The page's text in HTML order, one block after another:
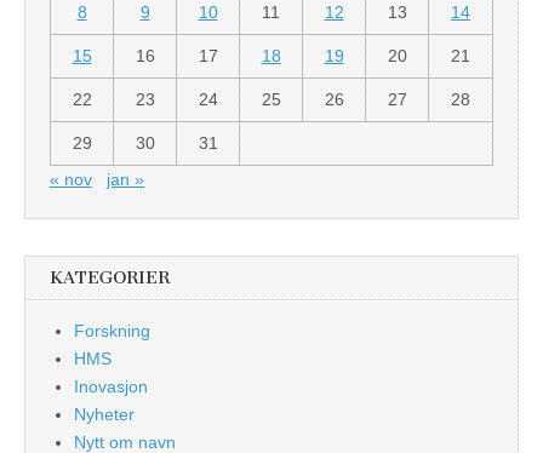
8 9 10 11 12 13 14
15 16 17 18 19 20 21
22 23 24 25 26 27 28
29 30
31
« nov
jan »
KATEGORIER
Forskning
HMS
Inovasjon
Nyheter
Nytt om navn